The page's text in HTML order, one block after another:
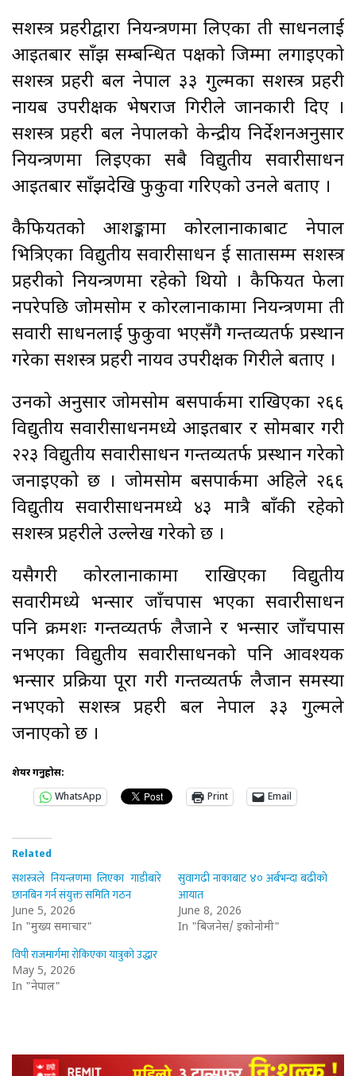
सशस्त्र प्रहरीद्वारा नियन्त्रणमा लिएका ती साधनलाई
आइतबार साँझ सम्बन्धित पक्षको जिम्मा लगाइएको
सशस्त्र प्रहरी बल नेपाल ३३ गुल्मका सशस्त्र प्रहरी
नायब उपरीक्षक भेषराज गिरीले जानकारी दिए ।
सशस्त्र प्रहरी बल नेपालको केन्द्रीय निर्देशनअनुसार
नियन्त्रणमा लिइएका सबै विद्युतीय सवारीसाधन
आइतबार साँझदेखि फुकुवा गरिएको उनले बताए ।
कैफियतको आशङ्कामा कोरलानाकाबाट नेपाल
भित्रिएका विद्युतीय सवारीसाधन दुई सातासम्म सशस्त्र
प्रहरीको नियन्त्रणमा रहेको थियो । कैफियत फेला
नपरेपछि जोमसोम र कोरलानाकामा नियन्त्रणमा ती
सवारी साधनलाई फुकुवा भएसँगै गन्तव्यतर्फ प्रस्थान
गरेका सशस्त्र प्रहरी नायव उपरीक्षक गिरीले बताए ।
उनको अनुसार जोमसोम बसपार्कमा राखिएका २६६
विद्युतीय सवारीसाधनमध्ये आइतबार र सोमबार गरी
२२३ विद्युतीय सवारीसाधन गन्तव्यतर्फ प्रस्थान गरेको
जनाइएको छ । जोमसोम बसपार्कमा अहिले २६६
विद्युतीय सवारीसाधनमध्ये ४३ मात्रै बाँकी रहेको
सशस्त्र प्रहरीले उल्लेख गरेको छ ।
यसैगरी कोरलानाकामा राखिएका विद्युतीय
सवारीमध्ये भन्सार जाँचपास भएका सवारीसाधन
पनि क्रमशः गन्तव्यतर्फ लैजाने र भन्सार जाँचपास
नभएका विद्युतीय सवारीसाधनको पनि आवश्यक
भन्सार प्रक्रिया पूरा गरी गन्तव्यतर्फ लैजान समस्या
नभएको सशस्त्र प्रहरी बल नेपाल ३३ गुल्मले
जनाएको छ ।
शेयर गर्नुहोस:
WhatsApp
Print Email
Related
सशस्त्रले नियन्त्रणमा लिएका गाडीबारे
छानबिन गर्न संयुक्त समिति गठन
June 5, 2026
In "मुख्य समाचार"
सुवागढी नाकाबाट ४० अर्बभन्दा बढीको
आयात
June 8, 2026
In "बिजनेस/ इकोनोमी"
विपी राजमार्गमा रोकिएका यात्रुको उद्धार
May 5, 2026
In "नेपाल"